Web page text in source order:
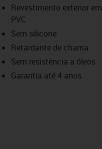
icon-lupe
icon-lupe
Revestimento exterior em
PVC
Sem silicone
Retardante de chama
Sem resistência a óleos
Garantia até 4 anos